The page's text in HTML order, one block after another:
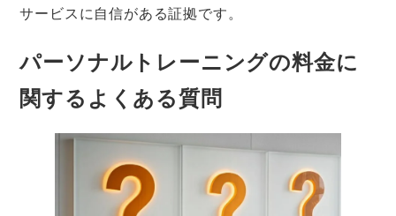
サービスに自信がある証拠です。
パーソナルトレーニングの料金に
関するよくある質問